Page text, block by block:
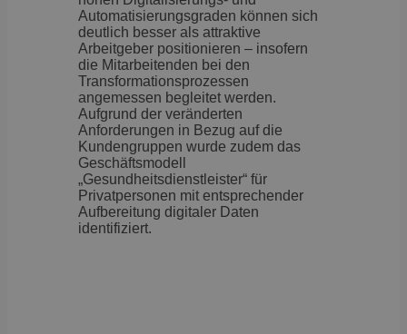
Automatisierungsgraden können sich
deutlich besser als attraktive
Arbeitgeber positionieren – insofern
die Mitarbeitenden bei den
Transformationsprozessen
angemessen begleitet werden.
Aufgrund der veränderten
Anforderungen in Bezug auf die
Kundengruppen wurde zudem das
Geschäftsmodell
„Gesundheitsdienstleister“ für
Privatpersonen mit entsprechender
Aufbereitung digitaler Daten
identifiziert.